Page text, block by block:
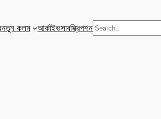
নতুন কলম আর্কাইভসাবস্ক্রিপশনSearch